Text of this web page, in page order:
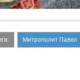
Митрополит Павел